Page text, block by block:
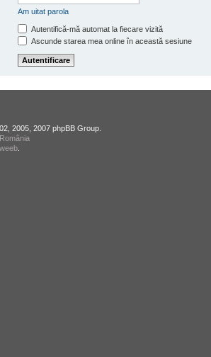
Am uitat parola
Autentifică-mă automat la fiecare vizită
Ascunde starea mea online în această sesiune
2005, 2007 phpBB Group.
weeb